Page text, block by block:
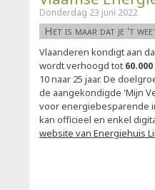
Donderdag 23 juni 2022
Het is maar dat je 't
Vlaanderen kondigt aan
wordt verhoogd tot
10 naar 25 jaar. De
de aangekondigde 'Mijn
voor energiebesparende
kan officieel en enkel
website van Energiehuis